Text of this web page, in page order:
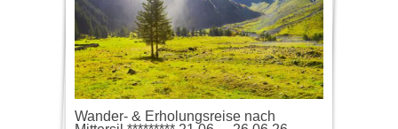
Wander- & Erholungsreise nach